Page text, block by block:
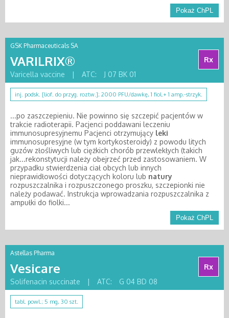
Pokaż ChPL
GSK Pharmaceuticals SA
VARILRIX®
Rx
Varicella vaccine
| ATC: J 07 BK 01
inj. podsk. [liof. do przyg. roztw.]; 2000 PFU/dawkę, 1 fiol.+ 1 amp.-strzyk.
...po zaszczepieniu. Nie powinno się szczepić pacjentów w
trakcie radioterapii. Pacjenci poddawani leczeniu
immunosupresyjnemu Pacjenci otrzymujący leki
immunosupresyjne (w tym kortykosteroidy) z powodu litych
guzów złośliwych lub ciężkich chorób przewlekłych (takich
jak...rekonstytucji należy obejrzeć przed zastosowaniem. W
przypadku stwierdzenia ciał obcych lub innych
nieprawidłowości dotyczących koloru lub natury
rozpuszczalnika i rozpuszczonego proszku, szczepionki nie
należy podawać. Instrukcja wprowadzania rozpuszczalnika z
ampułki do fiolki...
Pokaż ChPL
Astellas Pharma
Vesicare
Rx
Solifenacin succinate
| ATC: G 04 BD 08
tabl. powl.; 5 mg, 30 szt.